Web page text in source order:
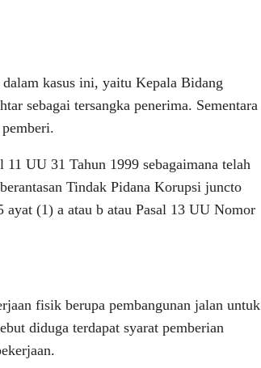
kasus ini, yaitu Kepala Bidang
sebagai tersangka penerima. Sementara
UU 31 Tahun 1999 sebagaimana telah
Tindak Pidana Korupsi juncto
ayat (1) a atau b atau Pasal 13 UU Nomor
fisik berupa pembangunan jalan untuk
diduga terdapat syarat pemberian